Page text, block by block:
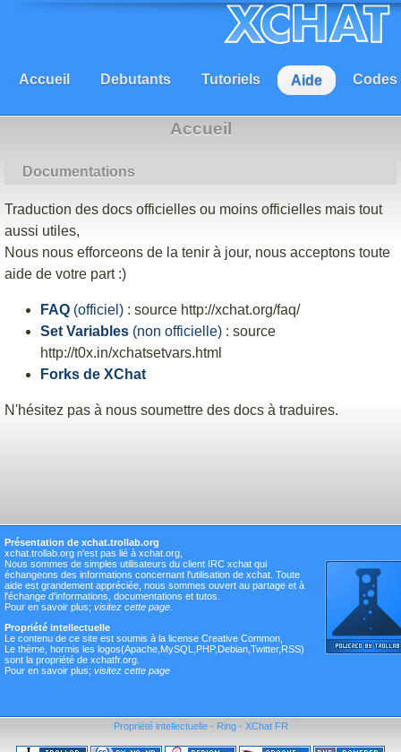
Accueil Debutants Tutoriels Aide Codes
Accueil
Documentations
Traduction des docs officielles ou moins officielles mais tout
aussi utiles,
Nous nous efforceons de la tenir à jour, nous acceptons toute
aide de votre part :)
FAQ (officiel) : source http://xchat.org/faq/
Set Variables (non officielle) : source
http://t0x.in/xchatsetvars.html
Forks de XChat
N'hésitez pas à nous soumettre des docs à traduires.
Présentation de xchat.trollab.org
xchat.trollab.org n'est pas lié à xchat.org,
Nous sommes de simples utilisateurs du client IRC xchat qui
échangeons des informations concernant l'utilisation de xchat. Toute
aide est grandement appréciée, nous sommes ouvert au partage et à
l'échange d'informations, documentations et tutos.
Pour en savoir plus; visitez cette page
Propriété intellectuelle
Le contenu de ce site est soumis à la license Creative Common,
Le thème, hormis les logos(Apache,MySQL,PHP,Debian,Twitter,RSS)
sont la propriété de xchatfr.org.
Pour en savoir plus; visitez cette page
Propriété intellectuelle- Ring- XChat FR